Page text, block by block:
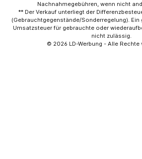
Nachnahmegebühren, wenn nicht
** Der Verkauf unterliegt der
(Gebrauchtgegenstände/Sonderregelung).
Umsatzsteuer für gebrauchte oder
nicht zulässig.
© 2026 LD-Werbung - Alle Rechte